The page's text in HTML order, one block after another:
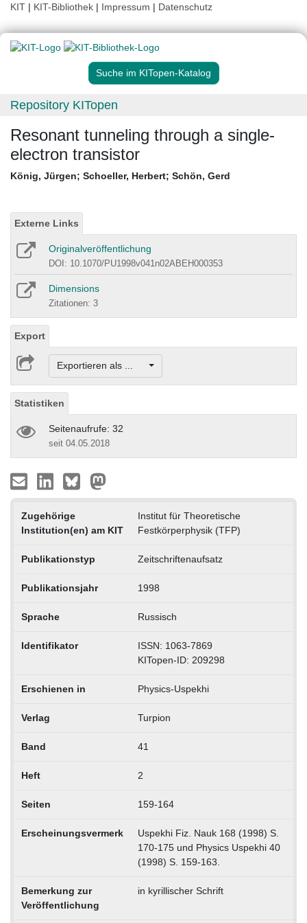
KIT | KIT-Bibliothek | Impressum | Datenschutz
Suche im KITopen-Katalog
Repository KITopen
Resonant tunneling through a single-
electron transistor
König, Jürgen; Schoeller, Herbert; Schön, Gerd
Externe Links
Originalveröffentlichung
DOI: 10.1070/PU1998v041n02ABEH000353
Dimensions
Zitationen: 3
Export
Exportieren als ...
Statistiken
Seitenaufrufe: 32
seit 04.05.2018
Zugehörige
Institution(en) am KIT
Institut für Theoretische
Festkörperphysik (TFP)
Publikationstyp Zeitschriftenaufsatz
Publikationsjahr 1998
Sprache Russisch
Identifikator
ISSN: 1063-7869
KITopen-ID: 209298
Erschienen in Physics-Uspekhi
Verlag Turpion
Band 41
Heft 2
Seiten 159-164
Erscheinungsvermerk
Uspekhi Fiz. Nauk 168 (1998) S.
170-175 und Physics Uspekhi 40
(1998) S. 159-163.
Bemerkung zur
Veröffentlichung
in kyrillischer Schrift